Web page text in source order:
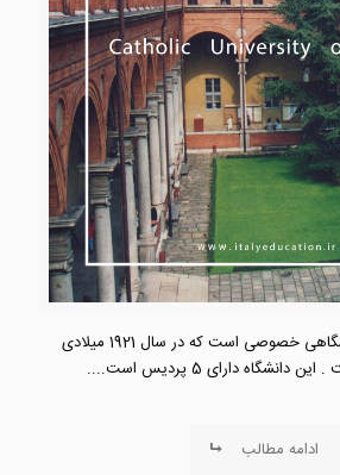
دانشگاه کاتولیک دانشگاهی خصوصی است که در سال 1921 میلادی
دارای 5 پردیس است....
ادامه مطالب